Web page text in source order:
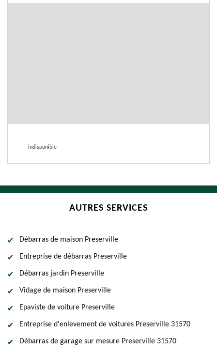
indisponible
AUTRES SERVICES
Débarras de maison Preserville
Entreprise de débarras Preserville
Débarras jardin Preserville
Vidage de maison Preserville
Epaviste de voiture Preserville
Entreprise d'enlevement de voitures Preserville 31570
Débarras de garage sur mesure Preserville 31570